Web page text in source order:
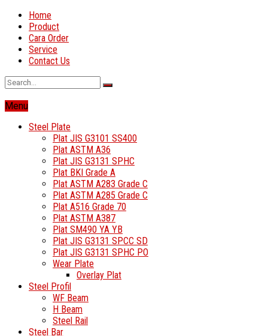
Home
Product
Cara Order
Service
Contact Us
Menu
Steel Plate
Plat JIS G3101 SS400
Plat ASTM A36
Plat JIS G3131 SPHC
Plat BKI Grade A
Plat ASTM A283 Grade C
Plat ASTM A285 Grade C
Plat A516 Grade 70
Plat ASTM A387
Plat SM490 YA YB
Plat JIS G3131 SPCC SD
Plat JIS G3131 SPHC PO
Wear Plate
Overlay Plat
Steel Profil
WF Beam
H Beam
Steel Rail
Steel Bar